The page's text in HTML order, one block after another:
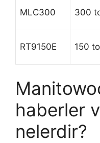
MLC300 300
RT9150E 150
haberler
nelerdir?